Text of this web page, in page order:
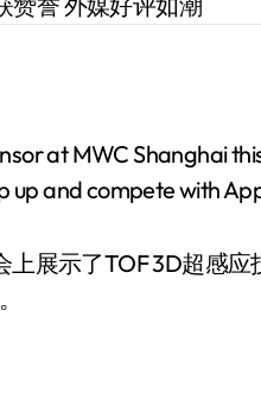
at MWC Shanghai
and compete with
展示了TOF 3D超感